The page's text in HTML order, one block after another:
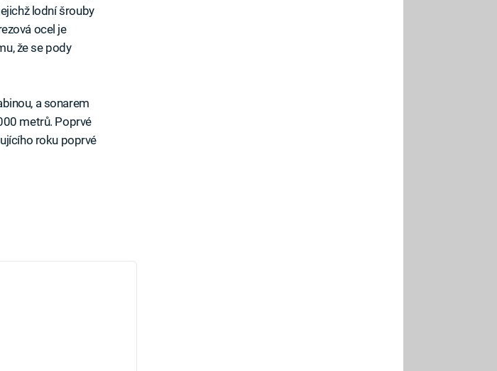
lodní šrouby
ocel je
že se pody
a sonarem
metrů. Poprvé
roku poprvé